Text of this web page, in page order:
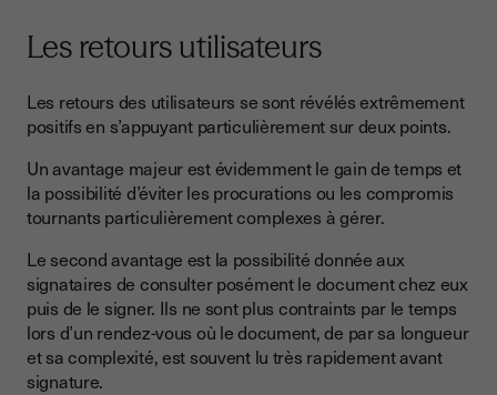
Les retours utilisateurs
Les retours des utilisateurs se sont révélés extrêmement
positifs en s’appuyant particulièrement sur deux points.
Un avantage majeur est évidemment le gain de temps et
la possibilité d’éviter les procurations ou les compromis
tournants particulièrement complexes à gérer.
Le second avantage est la possibilité donnée aux
signataires de consulter posément le document chez eux
puis de le signer. Ils ne sont plus contraints par le temps
lors d’un rendez-vous où le document, de par sa longueur
et sa complexité, est souvent lu très rapidement avant
signature.